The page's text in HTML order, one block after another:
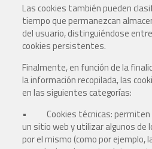
Las cookies también pueden
tiempo que permanezcan
del usuario, distinguiéndose
cookies persistentes.
Finalmente, en función de la
la información recopilada, las
en las siguientes categorías:
• Cookies técnicas: permiten
un sitio web y utilizar algunos de
por el mismo (como por ejemplo,